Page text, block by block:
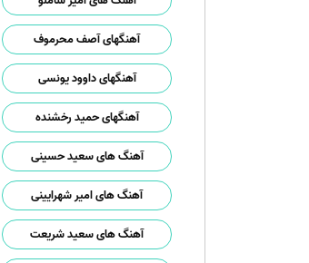
آهنگهای آصف محرموف
آهنگهای داوود یونسی
آهنگهای حمید رخشنده
آهنگ های سعید حسینی
آهنگ های امیر شهرایینی
آهنگ های سعید شریعت